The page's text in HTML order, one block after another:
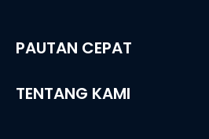
PAUTAN CEPAT
TENTANG KAMI